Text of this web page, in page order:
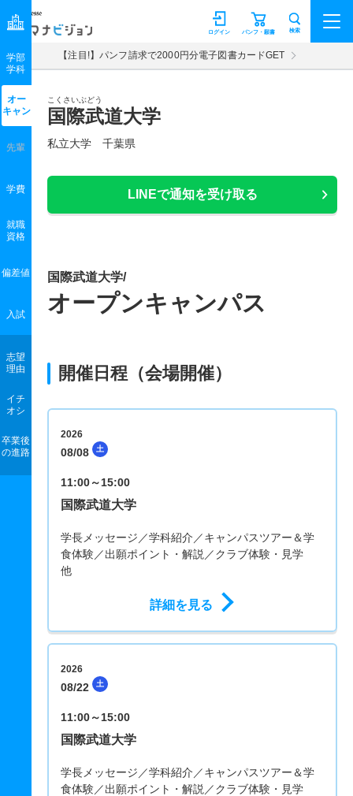
マナビジョン パンフ・願書
ログイン 検索
【注目!】パンフ請求で2000円分電子図書カードGET
こくさいぶどう
国際武道大学
私立大学 千葉県
LINEで通知を受け取る
学部
学科
オー
キャン
先輩
学費
就職
資格
偏差値
入試
志望
理由
イチ
オシ
卒業後
の進路
国際武道大学/
オープンキャンパス
開催日程（会場開催）
2026
08/08 土
11:00～15:00
国際武道大学
学長メッセージ／学科紹介／キャンパスツアー＆学
食体験／出願ポイント・解説／クラブ体験・見学
他
詳細を見る
2026
08/22 土
11:00～15:00
国際武道大学
学長メッセージ／学科紹介／キャンパスツアー＆学
食体験／出願ポイント・解説／クラブ体験・見学